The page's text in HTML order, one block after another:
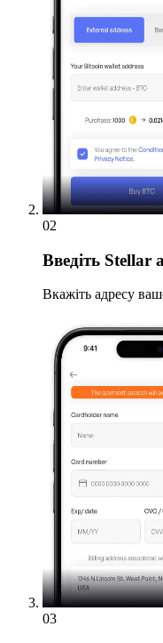
02
Введіть Stellar
Вкажіть адресу
03